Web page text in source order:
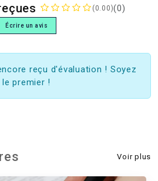
(0.00)(0)
Écrire un avis
reçu d'évaluation ! Soyez
le premier !
Voir plus